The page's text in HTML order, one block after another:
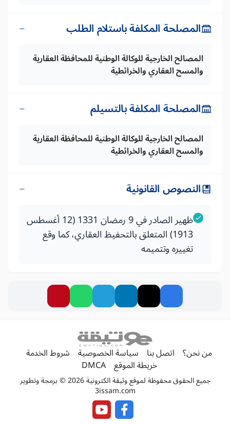
المصلحة المكلفة باستلام الطلب
المصالح الخارجية للوكالة الوطنية للمحافظة العقارية
والمسح العقاري والخرائطية
المصلحة المكلفة بالتسيلم
المصالح الخارجية للوكالة الوطنية للمحافظة العقارية
والمسح العقاري والخرائطية
النصوص القانونية
ظهير الصادر في 9 رمضان 1331 (12 أغسطس
1913) المتعلق بالتحفيظ العقاري، كما وقع
تغييره وتتميمه
من نحن؟ اتصل بنا سياسة الخصوصية شروط الخدمة
خريطة الموقع DMCA
جميع الحقوق محفوظة لموقع وثيقة الكترونية 2026 © برمجة وتطوير
3issam.com